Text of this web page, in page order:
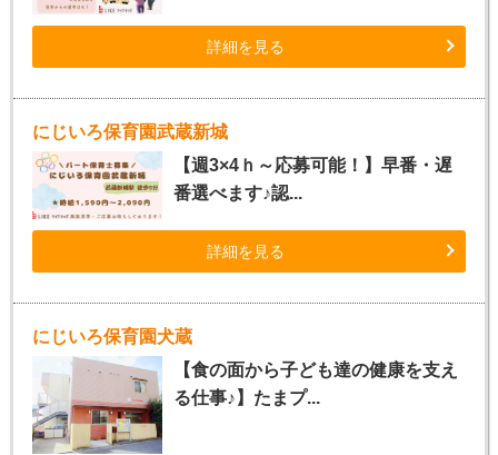
詳細を見る
にじいろ保育園武蔵新城
【週3×4ｈ～応募可能！】早番・遅
番選べます♪認...
詳細を見る
にじいろ保育園犬蔵
【食の面から子ども達の健康を支え
る仕事♪】たまプ...